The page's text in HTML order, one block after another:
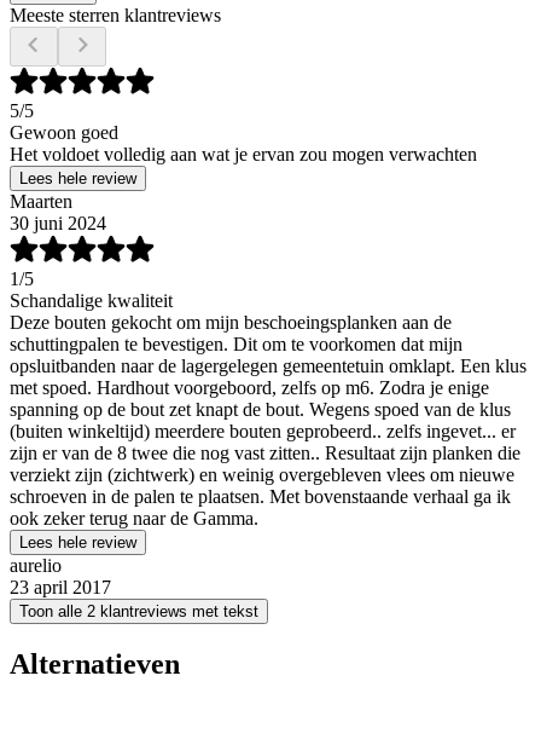
Meeste sterren klantreviews
5/5
Gewoon goed
Het voldoet volledig aan wat je ervan zou mogen verwachten
Lees hele review
Maarten
30 juni 2024
1/5
Schandalige kwaliteit
Deze bouten gekocht om mijn beschoeingsplanken aan de
schuttingpalen te bevestigen. Dit om te voorkomen dat mijn
opsluitbanden naar de lagergelegen gemeentetuin omklapt. Een klus
met spoed. Hardhout voorgeboord, zelfs op m6. Zodra je enige
spanning op de bout zet knapt de bout. Wegens spoed van de klus
(buiten winkeltijd) meerdere bouten geprobeerd.. zelfs ingevet... er
zijn er van de 8 twee die nog vast zitten.. Resultaat zijn planken die
verziekt zijn (zichtwerk) en weinig overgebleven vlees om nieuwe
schroeven in de palen te plaatsen. Met bovenstaande verhaal ga ik
ook zeker terug naar de Gamma.
Lees hele review
aurelio
23 april 2017
Toon alle 2 klantreviews met tekst
Alternatieven